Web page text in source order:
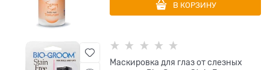
В КОРЗИНУ
Маскировка для глаз от слезных